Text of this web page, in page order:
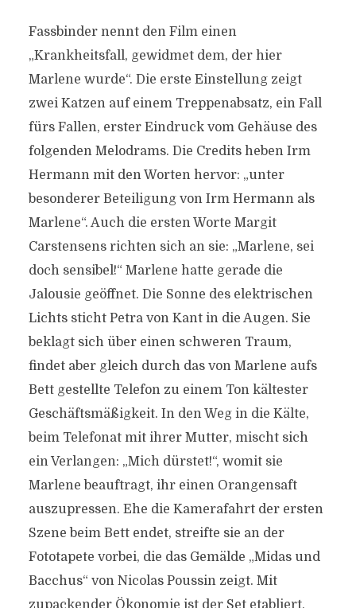
Fassbinder nennt den Film einen
„Krankheitsfall, gewidmet dem, der hier
Marlene wurde“. Die erste Einstellung zeigt
zwei Katzen auf einem Treppenabsatz, ein Fall
fürs Fallen, erster Eindruck vom Gehäuse des
folgenden Melodrams. Die Credits heben Irm
Hermann mit den Worten hervor: „unter
besonderer Beteiligung von Irm Hermann als
Marlene“. Auch die ersten Worte Margit
Carstensens richten sich an sie: „Marlene, sei
doch sensibel!“ Marlene hatte gerade die
Jalousie geöffnet. Die Sonne des elektrischen
Lichts sticht Petra von Kant in die Augen. Sie
beklagt sich über einen schweren Traum,
findet aber gleich durch das von Marlene aufs
Bett gestellte Telefon zu einem Ton kältester
Geschäftsmäßigkeit. In den Weg in die Kälte,
beim Telefonat mit ihrer Mutter, mischt sich
ein Verlangen: „Mich dürstet!“, womit sie
Marlene beauftragt, ihr einen Orangensaft
auszupressen. Ehe die Kamerafahrt der ersten
Szene beim Bett endet, streifte sie an der
Fototapete vorbei, die das Gemälde „Midas und
Bacchus“ von Nicolas Poussin zeigt. Mit
zupackender Ökonomie ist der Set etabliert,